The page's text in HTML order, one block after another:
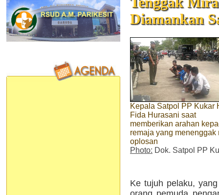
Diamankan
Kepala Satpol PP Kukar
Fida Hurasani saat
memberikan arahan
remaja yang menenggak
oplosan
Photo: Dok. Satpol PP
Ke tujuh pelaku,